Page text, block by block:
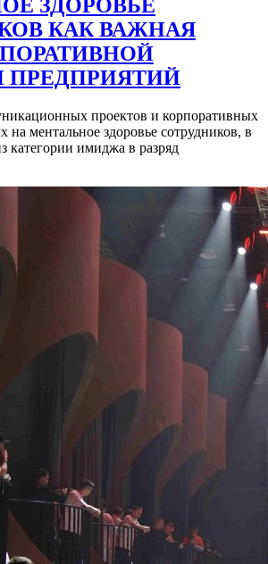
ЗДОРОВЬЕ
КАК ВАЖНАЯ
ПРЕДПРИЯТИЙ
проектов и корпоративных
на ментальное здоровье сотрудников, в
категории имиджа в разряд